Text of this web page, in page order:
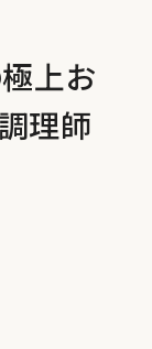
極上お
理師